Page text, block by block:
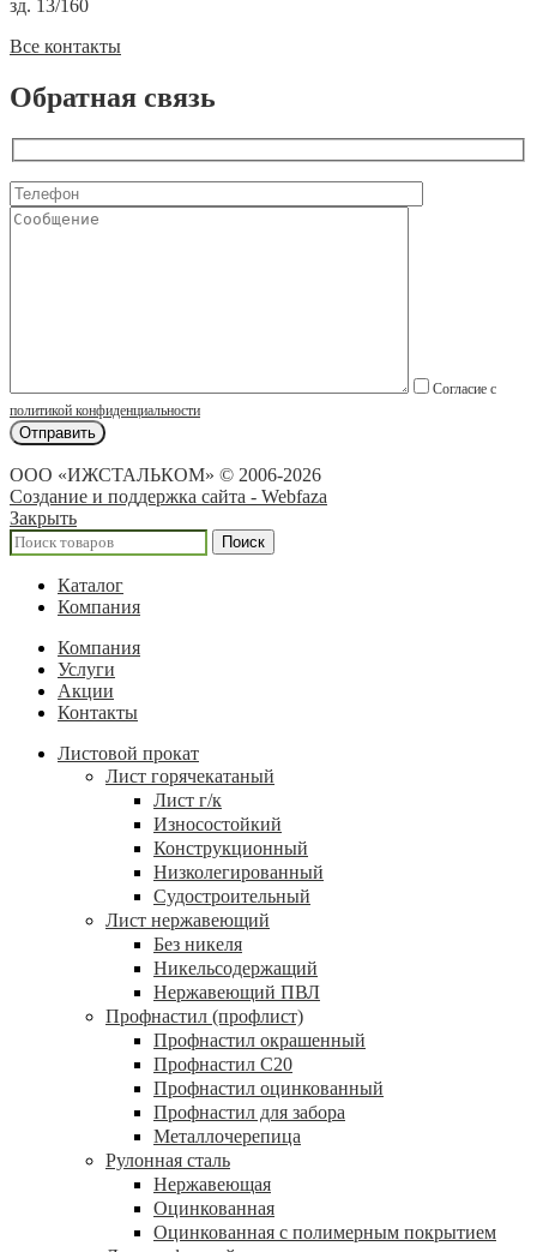
зд. 13/160
Все контакты
Обратная связь
Согласие с
политикой конфиденциальности
ООО «ИЖСТАЛЬКОМ» © 2006-2026
Создание и поддержка сайта - Webfaza
Закрыть
Поиск
Каталог
Компания
Компания
Услуги
Акции
Контакты
Листовой прокат
Лист горячекатаный
Лист г/к
Износостойкий
Конструкционный
Низколегированный
Судостроительный
Лист нержавеющий
Без никеля
Никельсодержащий
Нержавеющий ПВЛ
Профнастил (профлист)
Профнастил окрашенный
Профнастил С20
Профнастил оцинкованный
Профнастил для забора
Металлочерепица
Рулонная сталь
Нержавеющая
Оцинкованная
Оцинкованная с полимерным покрытием